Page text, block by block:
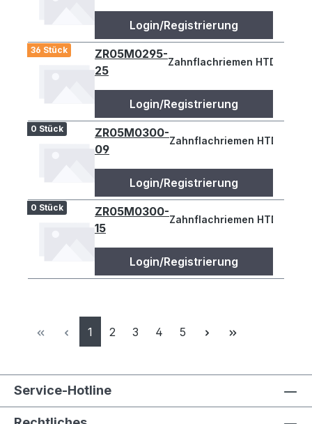
Login/Registrierung
36 Stück
ZR05M0295-
25
Zahnflachriemen HTD 295-
Login/Registrierung
0 Stück
ZR05M0300-
09
Zahnflachriemen HTD 300-
Login/Registrierung
0 Stück
ZR05M0300-
15
Zahnflachriemen HTD 300-
Login/Registrierung
Seite
1 Seite
2 Seite
3 Seite
4 Seite
5
Service-Hotline